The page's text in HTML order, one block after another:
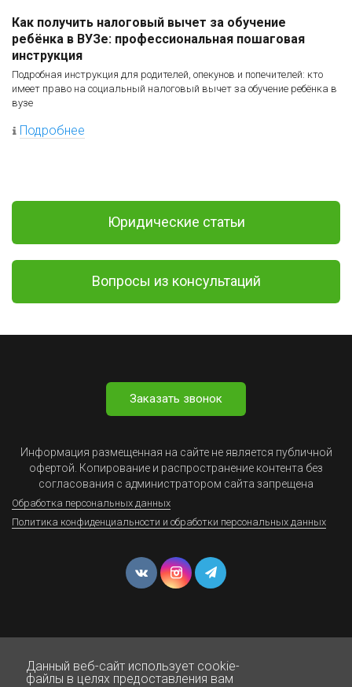
Как получить налоговый вычет за обучение
ребёнка в ВУЗе: профессиональная пошаговая
инструкция
Подробная инструкция для родителей, опекунов и попечителей: кто
имеет право на социальный налоговый вычет за обучение ребёнка в
вузе
Подробнее
Юридические статьи
Вопросы из консультаций
Заказать звонок
Информация размещенная на сайте не является публичной
офертой. Копирование и распространение контента без
согласования с администратором сайта запрещена
Обработка персональных данных
Политика конфиденциальности и обработки персональных данных
© Юрист Онлайн - Все права защищены 1999-2025
Данный веб-сайт использует cookie-
файлы в целях предоставления вам